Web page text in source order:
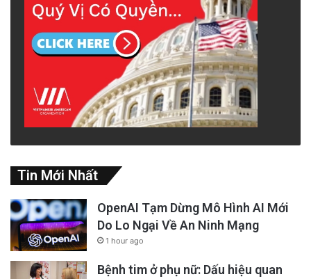
Tin Mới Nhất
OpenAI Tạm Dừng Mô Hình AI Mới
Do Lo Ngại Về An Ninh Mạng
1 hour ago
Bệnh tim ở phụ nữ: Dấu hiệu quan